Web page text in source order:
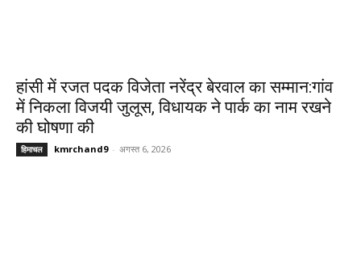
हांसी में रजत पदक विजेता नरेंद्र बेरवाल का सम्मान:गांव
में निकला विजयी जुलूस, विधायक ने पार्क का नाम रखने
की घोषणा की
हिमाचल kmrchand9 - अगस्त 6, 2026